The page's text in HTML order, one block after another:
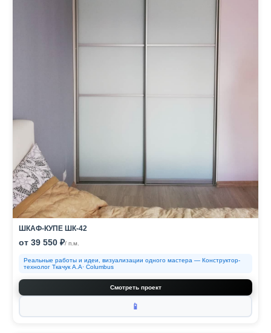
ШКАФ-КУПЕ ШК-42
от 39 550 ₽/ п.м.
Реальные работы и идеи, визуализации одного мастера — Конструктор-
технолог Ткачук А.А· Columbus
Смотреть проект
📱